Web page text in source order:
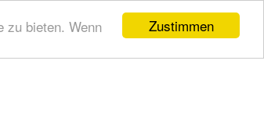
Zustimmen
zu bieten. Wenn